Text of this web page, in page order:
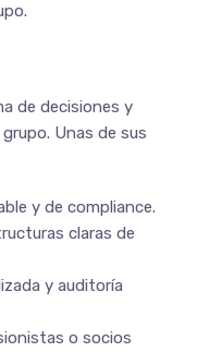
de decisiones y
Unas de sus
y de compliance.
claras de
y auditoría
o socios